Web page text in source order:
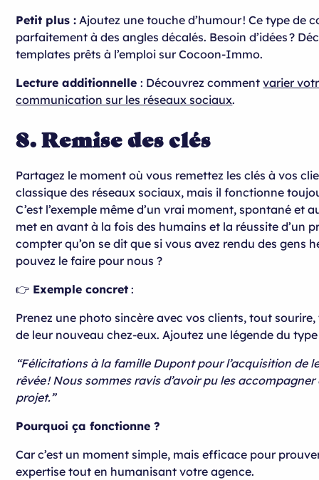
Petit plus : Ajoutez une touche d’humour ! Ce type de
parfaitement à des angles décalés. Besoin d’idées ?
templates prêts à l’emploi sur Cocoon-Immo.
Lecture additionnelle: Découvrez commentvarier
communication sur les réseaux sociaux.
8. Remise des clés
Partagez le moment où vous remettez les clés à vos
classique des réseaux sociaux, mais il fonctionne
C’est l’exemple même d’un vrai moment, spontané et
met en avant à la fois des humains et la réussite d’un
compter qu’on se dit que si vous avez rendu des gens
pouvez le faire pour nous ?
👉 Exemple concret :
Prenez une photo sincère avec vos clients, tout
de leur nouveau chez-eux. Ajoutez une légende du type
“Félicitations à la famille Dupont pour l’acquisition de
rêvée ! Nous sommes ravis d’avoir pu les
projet.”
Pourquoi ça fonctionne ?
Car c’est un moment simple, mais efficace pour
expertise tout en humanisant votre agence.